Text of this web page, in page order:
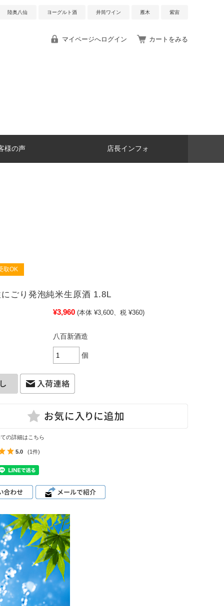
陸奥八仙 ヨーグルト酒 井筒ワイン 雁木 紫宙
マイページへログイン カートをみる
様の声 店長インフォ
取OK
ごり発泡純米生原酒 1.8L
¥3,960 (本体 ¥3,600、税 ¥360)
八百新酒造
個
の詳細はこちら
5.0 (1件)